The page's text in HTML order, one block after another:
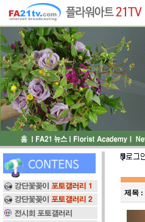
제목 :